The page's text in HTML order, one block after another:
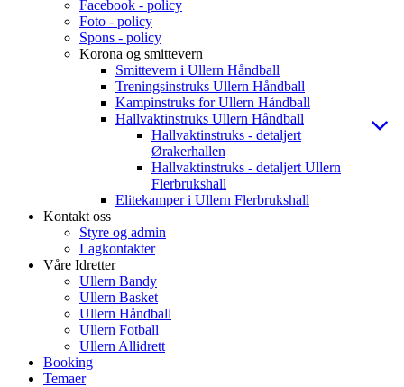
Facebook - policy
Foto - policy
Spons - policy
Korona og smittevern
Smittevern i Ullern Håndball
Treningsinstruks Ullern Håndball
Kampinstruks for Ullern Håndball
Hallvaktinstruks Ullern Håndball
Hallvaktinstruks - detaljert
Ørakerhallen
Hallvaktinstruks - detaljert Ullern
Flerbrukshall
Elitekamper i Ullern Flerbrukshall
Kontakt oss
Styre og admin
Lagkontakter
Våre Idretter
Ullern Bandy
Ullern Basket
Ullern Håndball
Ullern Fotball
Ullern Allidrett
Booking
Temaer